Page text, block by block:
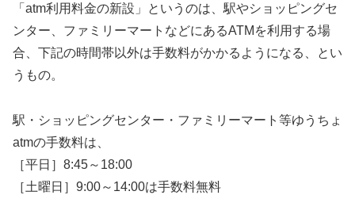
「atm利用料金の新設」というのは、駅やショッピングセ
ンター、ファミリーマートなどにあるATMを利用する場
合、下記の時間帯以外は手数料がかかるようになる、とい
うもの。
駅・ショッピングセンター・ファミリーマート等ゆうちょ
atmの手数料は、
［平日］8:45～18:00
［土曜日］9:00～14:00は手数料無料